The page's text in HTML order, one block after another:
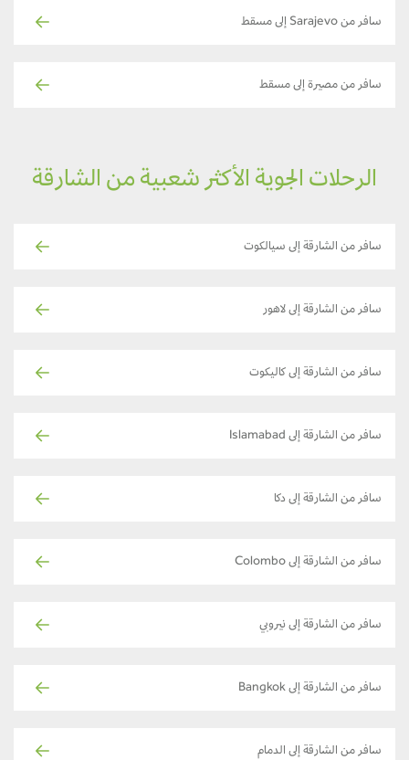
سافر من Sarajevo إلى مسقط
سافر من مصيرة إلى مسقط
الرحلات الجوية الأكثر شعبية من الشارقة
سافر من الشارقة إلى سيالكوت
سافر من الشارقة إلى لاهور
سافر من الشارقة إلى كاليكوت
سافر من الشارقة إلى Islamabad
سافر من الشارقة إلى دكا
سافر من الشارقة إلى Colombo
سافر من الشارقة إلى نيروبي
سافر من الشارقة إلى Bangkok
سافر من الشارقة إلى الدمام